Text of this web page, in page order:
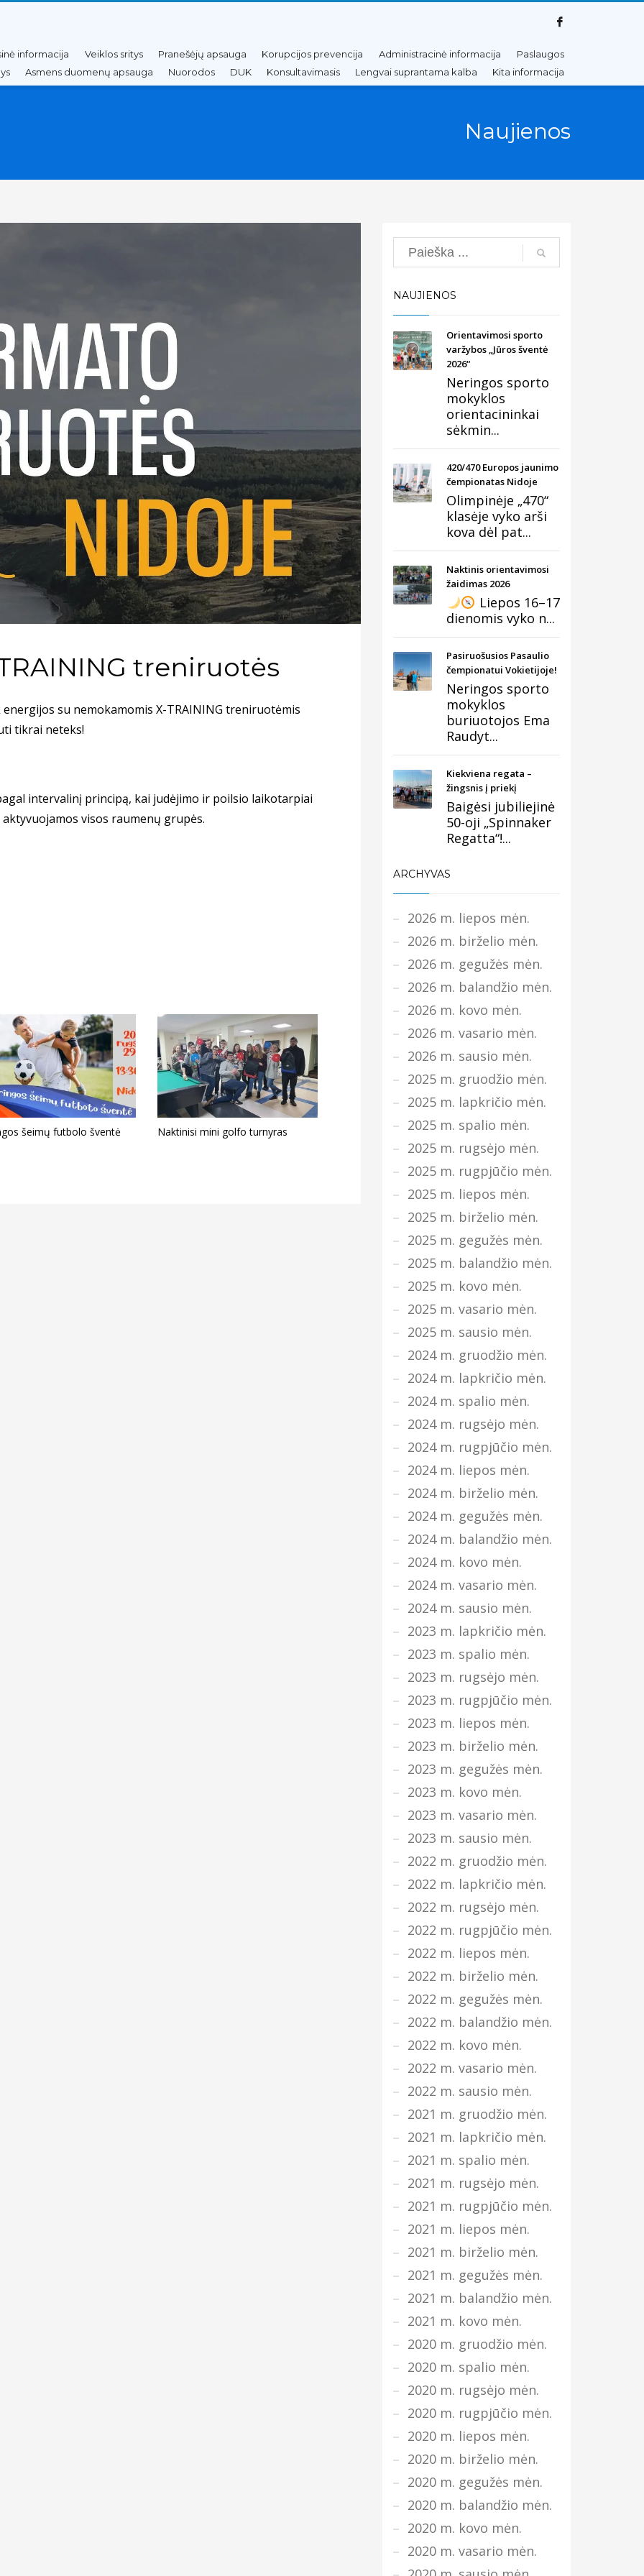
informacija Veiklos sritys Pranešėjų apsauga Korupcijos prevencija Administracinė informacija
Paslaugos
Asmens duomenų apsauga Nuorodos DUK Konsultavimasis Lengvai suprantama kalba Kita informacija
Naujienos
treniruotės
su nemokamomis X-TRAINING treniruotėmis
tikrai neteks!
intervalinį principą, kai judėjimo ir poilsio laikotarpiai
visos raumenų grupės.
šeimų futbolo šventė Naktinisi mini golfo turnyras
Search
NAUJIENOS
Orientavimosi sporto
varžybos „Jūros šventė
2026“
Neringos sporto
mokyklos
orientacininkai
sėkmin...
420/470 Europos jaunimo
čempionatas Nidoje
Olimpinėje „470“
klasėje vyko arši
kova dėl pat...
Naktinis orientavimosi
žaidimas 2026
Liepos 16–17
dienomis vyko n...
Pasiruošusios Pasaulio
čempionatui Vokietijoje!
Neringos sporto
mokyklos
buriuotojos Ema
Raudyt...
Kiekviena regata –
žingsnis į priekį
Baigėsi jubiliejinė
50-oji „Spinnaker
Regatta“!...
ARCHYVAS
2026 m. liepos mėn.
2026 m. birželio mėn.
2026 m. gegužės mėn.
2026 m. balandžio mėn.
2026 m. kovo mėn.
2026 m. vasario mėn.
2026 m. sausio mėn.
2025 m. gruodžio mėn.
2025 m. lapkričio mėn.
2025 m. spalio mėn.
2025 m. rugsėjo mėn.
2025 m. rugpjūčio mėn.
2025 m. liepos mėn.
2025 m. birželio mėn.
2025 m. gegužės mėn.
2025 m. balandžio mėn.
2025 m. kovo mėn.
2025 m. vasario mėn.
2025 m. sausio mėn.
2024 m. gruodžio mėn.
2024 m. lapkričio mėn.
2024 m. spalio mėn.
2024 m. rugsėjo mėn.
2024 m. rugpjūčio mėn.
2024 m. liepos mėn.
2024 m. birželio mėn.
2024 m. gegužės mėn.
2024 m. balandžio mėn.
2024 m. kovo mėn.
2024 m. vasario mėn.
2024 m. sausio mėn.
2023 m. lapkričio mėn.
2023 m. spalio mėn.
2023 m. rugsėjo mėn.
2023 m. rugpjūčio mėn.
2023 m. liepos mėn.
2023 m. birželio mėn.
2023 m. gegužės mėn.
2023 m. kovo mėn.
2023 m. vasario mėn.
2023 m. sausio mėn.
2022 m. gruodžio mėn.
2022 m. lapkričio mėn.
2022 m. rugsėjo mėn.
2022 m. rugpjūčio mėn.
2022 m. liepos mėn.
2022 m. birželio mėn.
2022 m. gegužės mėn.
2022 m. balandžio mėn.
2022 m. kovo mėn.
2022 m. vasario mėn.
2022 m. sausio mėn.
2021 m. gruodžio mėn.
2021 m. lapkričio mėn.
2021 m. spalio mėn.
2021 m. rugsėjo mėn.
2021 m. rugpjūčio mėn.
2021 m. liepos mėn.
2021 m. birželio mėn.
2021 m. gegužės mėn.
2021 m. balandžio mėn.
2021 m. kovo mėn.
2020 m. gruodžio mėn.
2020 m. spalio mėn.
2020 m. rugsėjo mėn.
2020 m. rugpjūčio mėn.
2020 m. liepos mėn.
2020 m. birželio mėn.
2020 m. gegužės mėn.
2020 m. balandžio mėn.
2020 m. kovo mėn.
2020 m. vasario mėn.